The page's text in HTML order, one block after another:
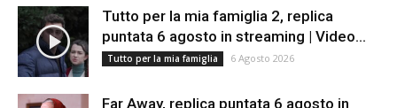
Tutto per la mia famiglia 2, replica
puntata 6 agosto in streaming | Video...
Tutto per la mia famiglia 6 Agosto 2026
Far Away, replica puntata 6 agosto in